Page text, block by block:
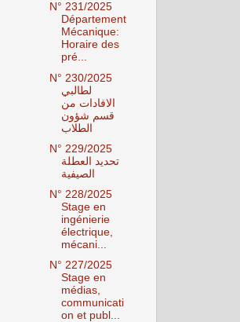
N° 231/2025
Département
Mécanique:
Horaire des
pré...
N° 230/2025
لطالبي
الافادات من
قسم شؤون
الطلاب
N° 229/2025
تحديد العطلة
الصيفية
N° 228/2025
Stage en
ingénierie
électrique,
mécani...
N° 227/2025
Stage en
médias,
communicati
on et publ...